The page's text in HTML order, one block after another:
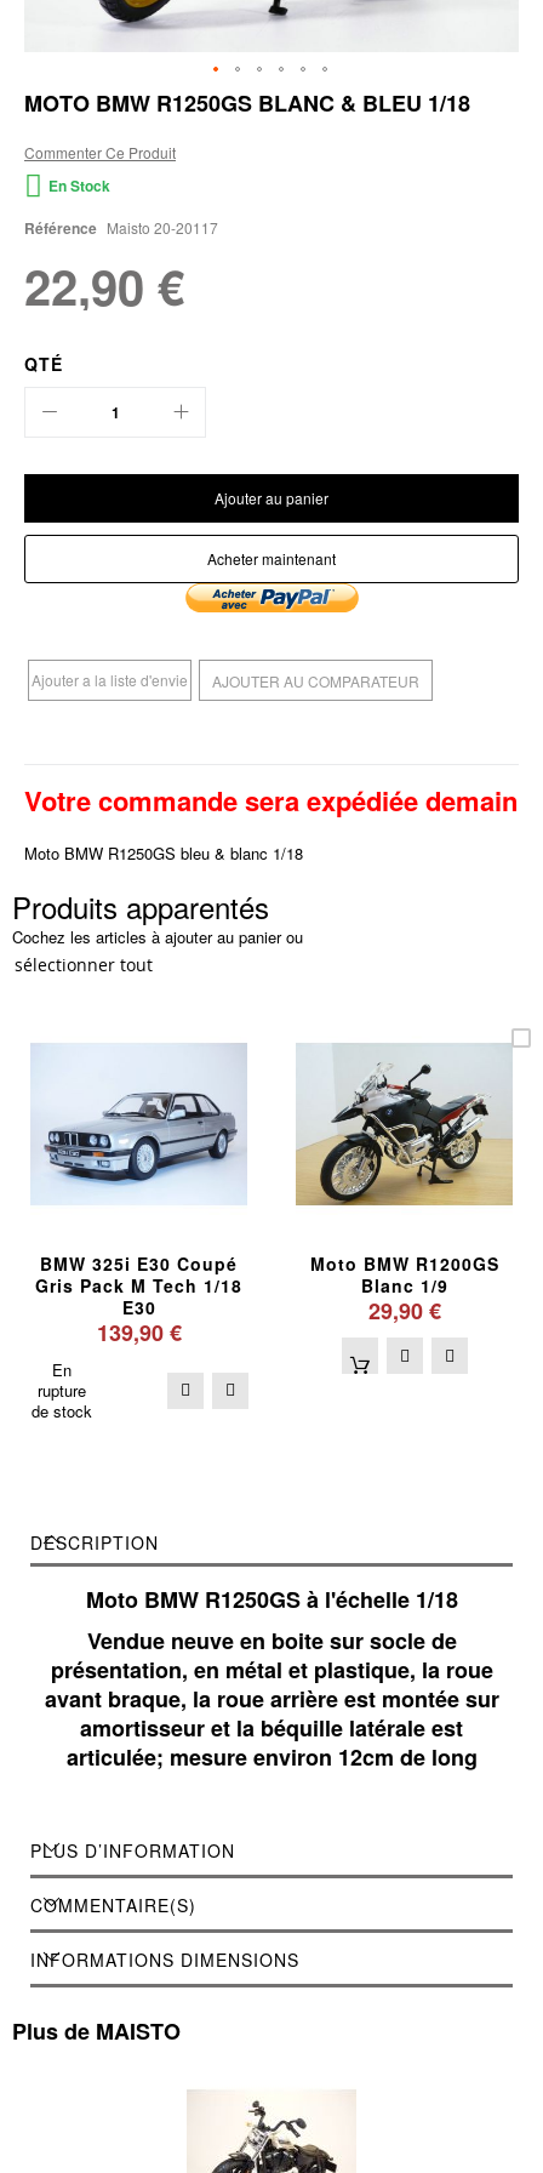
Skip
to
beginning
of
the
images
gallery
MOTO BMW R1250GS BLANC & BLEU 1/18
Commenter Ce Produit
En Stock
Référence Maisto 20-20117
22,90 €
QTÉ
Ajouter au panier
Acheter maintenant
Ajouter a la liste d'envie AJOUTER AU COMPARATEUR
Votre commande sera expédiée demain
Moto BMW R1250GS bleu & blanc 1/18
Produits apparentés
Cochez les articles à ajouter au panier ou
sélectionner tout
BMW 325i E30 Coupé
Gris Pack M Tech 1/18
E30
139,90 €
En
rupture
de stock
Moto BMW R1200GS
Blanc 1/9
29,90 €
DESCRIPTION
Moto BMW R1250GS à l'échelle 1/18
Vendue neuve en boite sur socle de
présentation, en métal et plastique, la roue
avant braque, la roue arrière est montée sur
amortisseur et la béquille latérale est
articulée; mesure environ 12cm de long
PLUS D’INFORMATION
COMMENTAIRE(S)
INFORMATIONS DIMENSIONS
Plus de MAISTO